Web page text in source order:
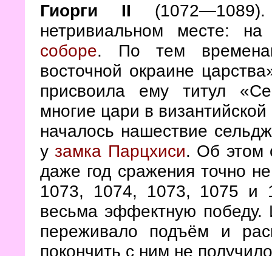
Гиорги II
нетривиальном месте:
соборе. По тем
восточной окраине
присвоила ему титул
многие цари в
началось нашествие
узамка Парцхиси. Об этом
даже год сражения точно
1073, 1074, 1073, 1075 и
весьма эффектную победу.
переживало подъём и
покончить с ним не